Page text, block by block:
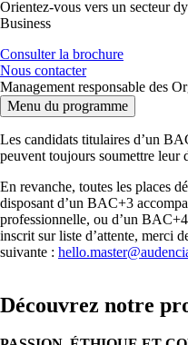
Orientez-vous vers un secteur
Business
Consulter la brochure
Nous contacter
Management responsable des
Menu du programme
Les candidats titulaires d’un
peuvent toujours soumettre leur
En revanche, toutes les places
disposant d’un BAC+3
professionnelle, ou d’un
inscrit sur liste d’attente, merci
suivante :
Découvrez notre